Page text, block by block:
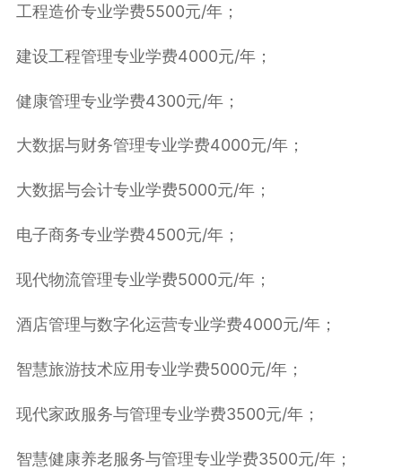
工程造价专业学费5500元/年；
建设工程管理专业学费4000元/年；
健康管理专业学费4300元/年；
大数据与财务管理专业学费4000元/年；
大数据与会计专业学费5000元/年；
电子商务专业学费4500元/年；
现代物流管理专业学费5000元/年；
酒店管理与数字化运营专业学费4000元/年；
智慧旅游技术应用专业学费5000元/年；
现代家政服务与管理专业学费3500元/年；
智慧健康养老服务与管理专业学费3500元/年；